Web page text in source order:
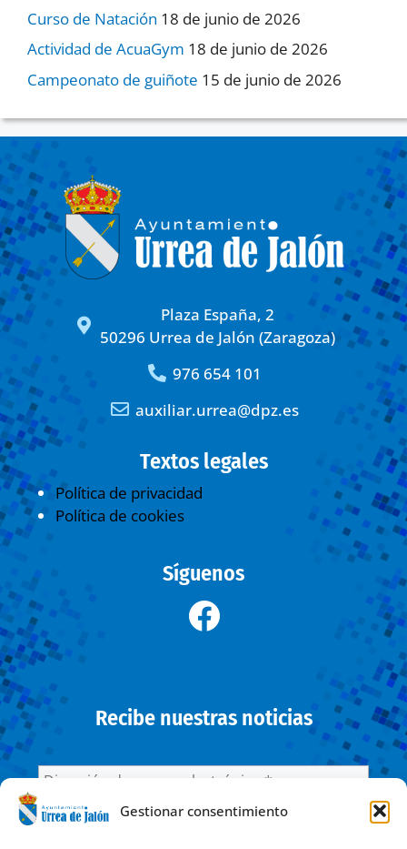
Gestionar consentimiento
Curso de Natación 18 de junio de 2026
Actividad de AcuaGym 18 de junio de 2026
Campeonato de guiñote 15 de junio de 2026
Plaza España, 2
50296 Urrea de Jalón (Zaragoza)
976 654 101
auxiliar.urrea@dpz.es
Textos legales
Política de privacidad
Política de cookies
Síguenos
Recibe nuestras noticias
He leído y acepto la